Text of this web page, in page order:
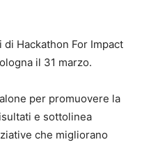
Hackathon For Impact
il 31 marzo.
per promuovere la
e sottolinea
che migliorano